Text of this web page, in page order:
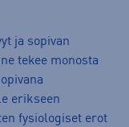
ja sopivan
tekee monosta
erikseen
fysiologiset erot